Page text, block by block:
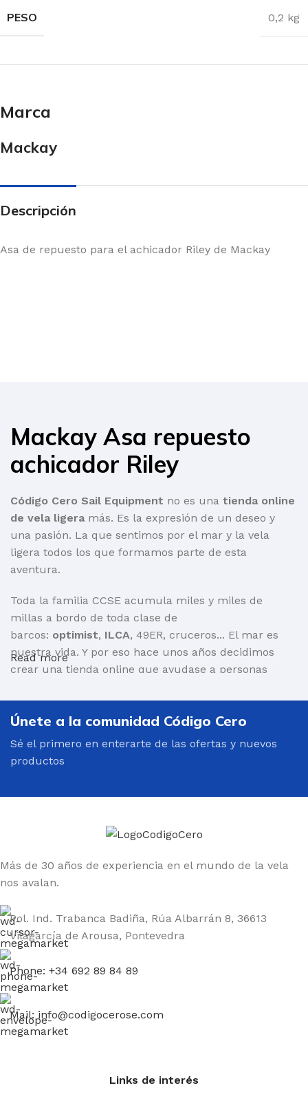
PESO 0,2 kg
Marca
Mackay
Descripción
Asa de repuesto para el achicador Riley de Mackay
Mackay Asa repuesto
achicador Riley
Código Cero Sail Equipment no es una tienda online
de vela ligera más. Es la expresión de un deseo y
una pasión. La que sentimos por el mar y la vela
ligera todos los que formamos parte de esta
aventura.
Toda la familia CCSE acumula miles y miles de
millas a bordo de toda clase de
barcos: optimist, ILCA, 49ER, cruceros... El mar es
nuestra vida. Y por eso hace unos años decidimos
crear una tienda online que ayudase a personas
para salir a navegar.
mástiles, cascos, velas, carros de varada, repuestos...
Pero también
públicos: profesionales, aficionados.
Unatienda online especializada en el mundo de la
vela ligera
¡BIENVENIDO A BORDO!
Read more
Únete a la comunidad Código Cero
Sé el primero en enterarte de las ofertas y nuevos
productos
Más de 30 años de experiencia en el mundo de la vela
nos avalan.
Pol. Ind. Trabanca Badiña, Rúa Albarrán 8, 36613
Vilagarcía de Arousa, Pontevedra
Phone: +34 692 89 84 89
Mail: info@codigocerose.com
Links de interés